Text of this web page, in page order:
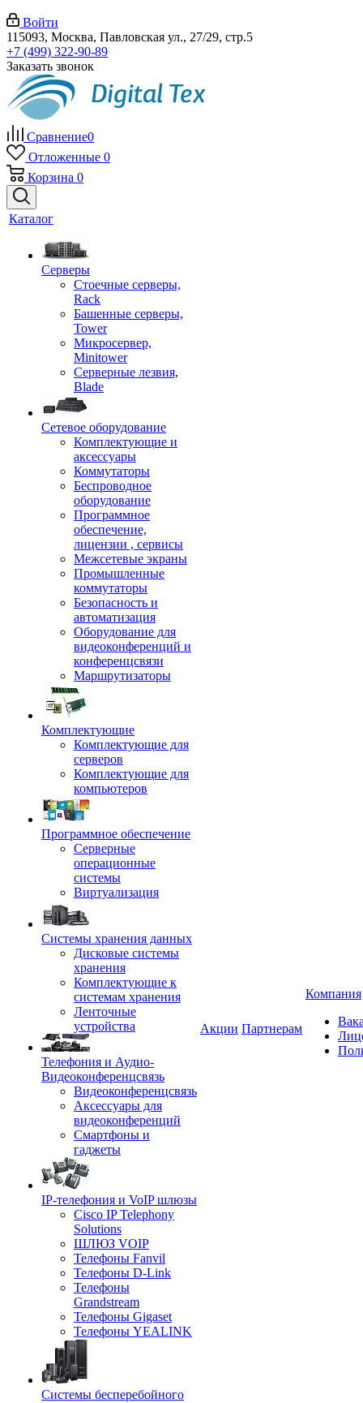
Войти
115093, Москва, Павловская ул., 27/29, стр.5
+7 (499) 322-90-89
Заказать звонок
Сравнение0
Отложенные 0
Корзина 0
Каталог
Серверы
Стоечные серверы,
Rack
Башенные серверы,
Tower
Микросервер,
Minitower
Серверные лезвия,
Blade
Сетевое оборудование
Комплектующие и
аксессуары
Коммутаторы
Беспроводное
оборудование
Программное
обеспечение,
лицензии , сервисы
Межсетевые экраны
Промышленные
коммутаторы
Безопасность и
автоматизация
Оборудование для
видеоконференций и
конференцсвязи
Маршрутизаторы
Комплектующие
Комплектующие для
серверов
Комплектующие для
компьютеров
Программное обеспечение
Серверные
операционные
системы
Виртуализация
Системы хранения данных
Дисковые системы
хранения
Комплектующие к
системам хранения
Ленточные
устройства
Телефония и Аудио-
Видеоконференцсвязь
Видеоконференцсвязь
Аксессуары для
видеоконференций
Смартфоны и
гаджеты
IP-телефония и VoIP шлюзы
Cisco IP Telephony
Solutions
ШЛЮЗ VOIP
Телефоны Fanvil
Телефоны D-Link
Телефоны
Grandstream
Телефоны Gigaset
Телефоны YEALINK
Системы бесперебойного
Акции Партнерам
Компания